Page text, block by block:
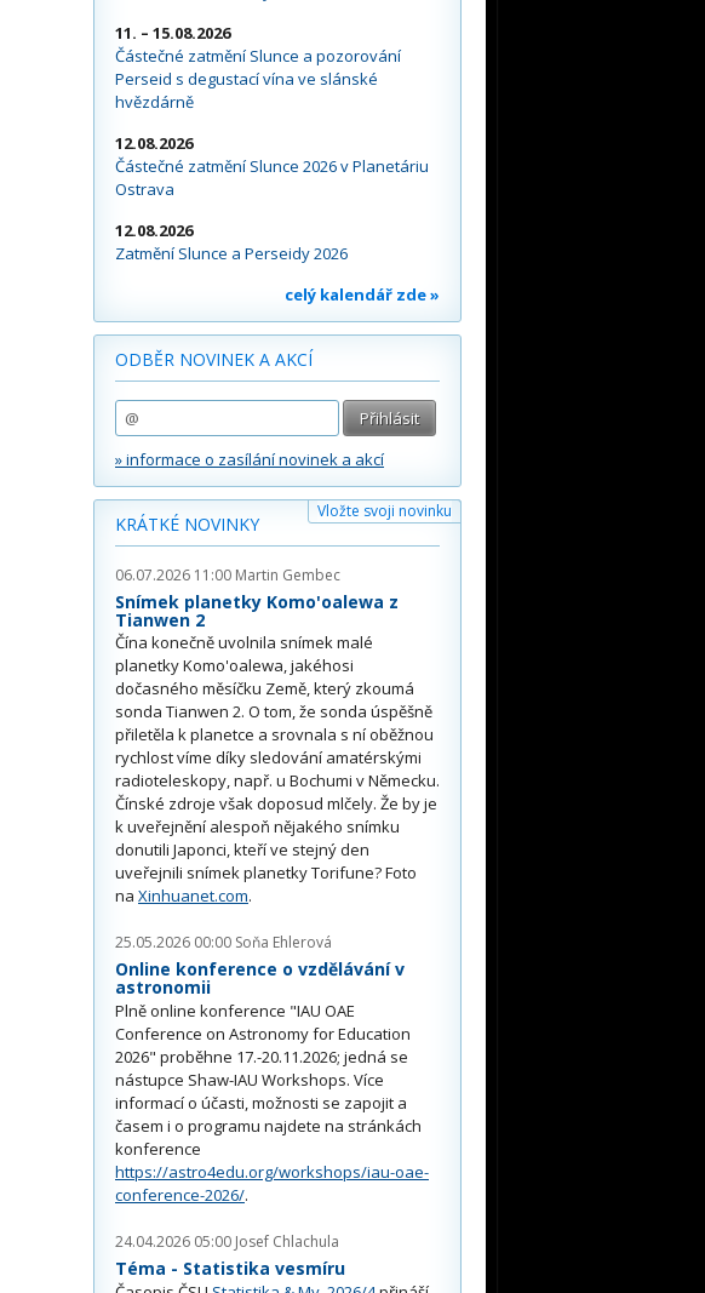
11. – 15.08.2026
Částečné zatmění Slunce a pozorování
Perseid s degustací vína ve slánské
hvězdárně
12.08.2026
Částečné zatmění Slunce 2026 v Planetáriu
Ostrava
12.08.2026
Zatmění Slunce a Perseidy 2026
celý kalendář zde »
ODBĚR NOVINEK A AKCÍ
» informace o zasílání novinek a akcí
Vložte svoji novinku
KRÁTKÉ NOVINKY
06.07.2026 11:00 Martin Gembec
Snímek planetky Komo'oalewa z
Tianwen 2
Čína konečně uvolnila snímek malé
planetky Komo'oalewa, jakéhosi
dočasného měsíčku Země, který zkoumá
sonda Tianwen 2. O tom, že sonda úspěšně
přiletěla k planetce a srovnala s ní oběžnou
rychlost víme díky sledování amatérskými
radioteleskopy, např. u Bochumi v Německu.
Čínské zdroje však doposud mlčely. Že by je
k uveřejnění alespoň nějakého snímku
donutili Japonci, kteří ve stejný den
uveřejnili snímek planetky Torifune? Foto
na Xinhuanet.com.
25.05.2026 00:00 Soňa Ehlerová
Online konference o vzdělávání v
astronomii
Plně online konference "IAU OAE
Conference on Astronomy for Education
2026" proběhne 17.-20.11.2026; jedná se
nástupce Shaw-IAU Workshops. Více
informací o účasti, možnosti se zapojit a
časem i o programu najdete na stránkách
konference
https://astro4edu.org/workshops/iau-oae-
conference-2026/.
24.04.2026 05:00 Josef Chlachula
Téma - Statistika vesmíru